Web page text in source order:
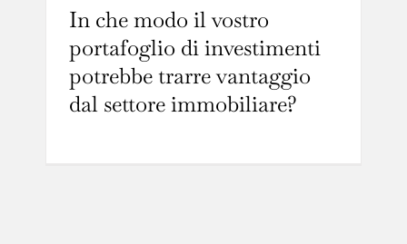
In che modo il vostro
portafoglio di investimenti
potrebbe trarre vantaggio
dal settore immobiliare?